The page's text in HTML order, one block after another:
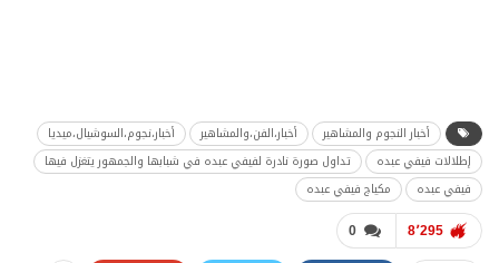
أخبار النجوم والمشاهير أخبار،الفن،والمشاهير
أخبار،نجوم،السوشيال،ميديا
إطلالات فيفي عبده
تداول صورة نادرة لفيفي عبده في شبابها والجمهور يتغزل فيها
فيفي عبده
مكياج فيفي عبده
0 8٬295